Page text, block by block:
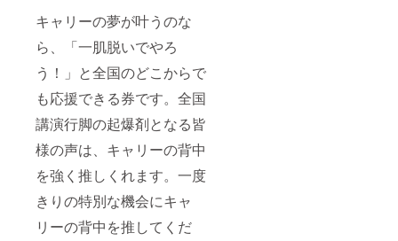
キャリーの夢が叶うのな
ら、「一肌脱いでやろ
う！」と全国のどこからで
も応援できる券です。全国
講演行脚の起爆剤となる皆
様の声は、キャリーの背中
を強く推しくれます。一度
きりの特別な機会にキャ
リーの背中を推してくだ